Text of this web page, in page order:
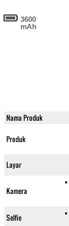
3600
mAh
Nama Produk
Produk
Layar
Kamera
Selfie